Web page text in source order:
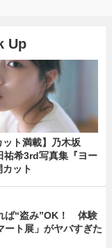
Up
ット満載】乃木坂
祐希3rd写真集『ヨー
カット
ば“盗み”OK！ 体験
ート展」がヤバすぎた